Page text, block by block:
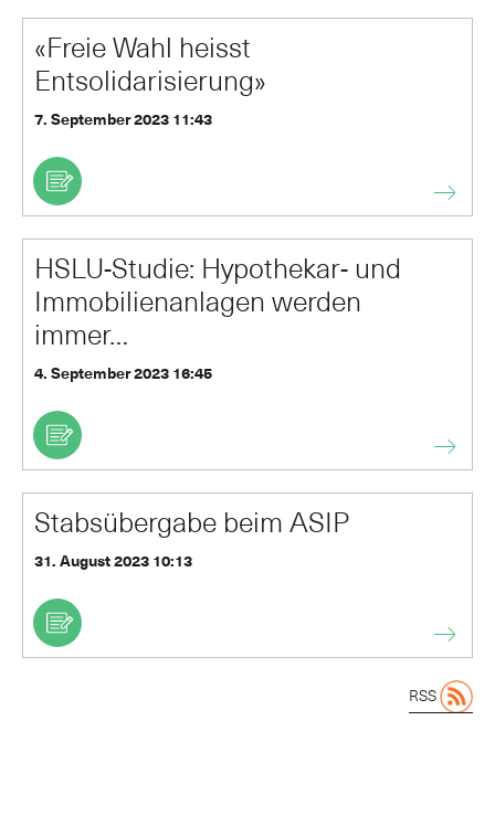
«Freie Wahl heisst
Entsolidarisierung»
7. September 2023 11:43
HSLU-Studie: Hypothekar- und
Immobilienanlagen werden
immer…
4. September 2023 16:45
Stabsübergabe beim ASIP
31. August 2023 10:13
RSS